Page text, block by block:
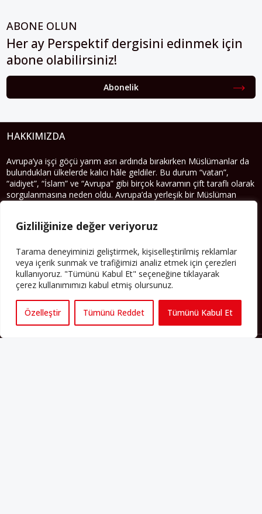
Gizliliğinize değer veriyoruz
Tarama deneyiminizi geliştirmek, kişiselleştirilmiş reklamlar
veya içerik sunmak ve trafiğimizi analiz etmek için çerezleri
kullanıyoruz. "Tümünü Kabul Et" seçeneğine tıklayarak
çerez kullanımımızı kabul etmiş olursunuz.
Özelleştir Tümünü Reddet Tümünü Kabul Et
ABONE OLUN
Her ay Perspektif dergisini edinmek için
abone olabilirsiniz!
Abonelik
HAKKIMIZDA
Avrupa’ya işçi göçü yarım asrı ardında bırakırken Müslümanlar da
bulundukları ülkelerde kalıcı hâle geldiler. Bu durum “vatan”,
“aidiyet”, “İslam” ve “Avrupa” gibi birçok kavramın çift taraflı olarak
sorgulanmasına neden oldu. Avrupa’da yerleşik bir Müslüman
Yazının devamı
PERSPEKTIF’I SOSYAL MEDYADA TAKIP EDEBILIRSINIZ